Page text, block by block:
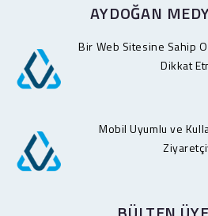
AYDOĞAN
Bir Web Sitesine Sahip
Dikkat
Mobil Uyumlu ve